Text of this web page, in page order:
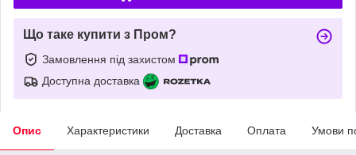
Що таке купити з Пром?
Замовлення під захистом
Доступна доставка
Опис Характеристики Доставка Оплата Умови